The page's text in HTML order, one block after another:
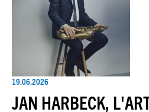
19.06.2026
JAN HARBECK,